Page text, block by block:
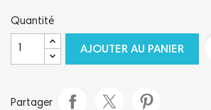
Quantité
AJOUTER AU PANIER
Partager